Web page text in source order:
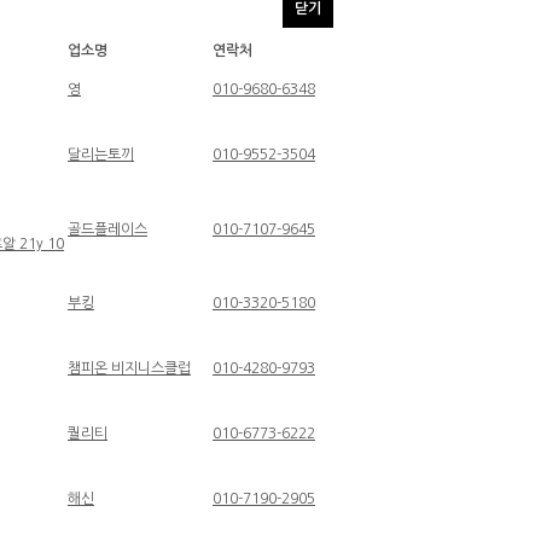
닫기
업소명 연락처
영 010-9680-6348
달리는토끼 010-9552-3504
알 21y 10
골드플레이스 010-7107-9645
부킹 010-3320-5180
챔피온 비지니스클럽 010-4280-9793
퀄리티 010-6773-6222
해신 010-7190-2905